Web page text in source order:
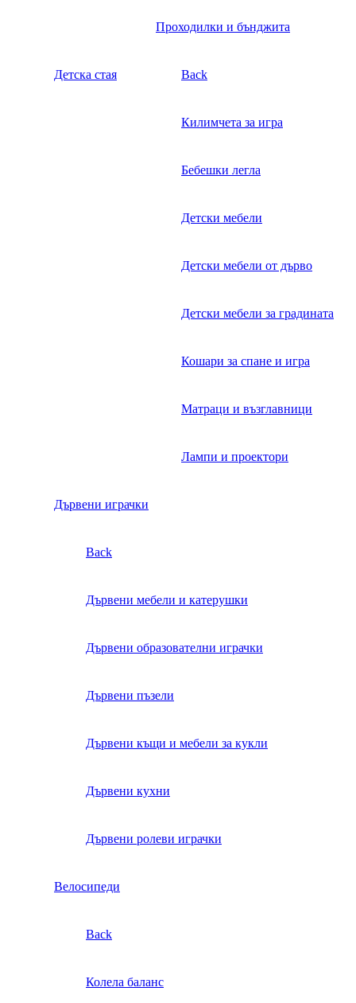
Проходилки и бънджита
Детска стая Back
Килимчета за игра
Бебешки легла
Детски мебели
Детски мебели от дърво
Детски мебели за градината
Кошари за спане и игра
Матраци и възглавници
Лампи и проектори
Дървени играчки
Back
Дървени мебели и катерушки
Дървени образователни играчки
Дървени пъзели
Дървени къщи и мебели за кукли
Дървени кухни
Дървени ролеви играчки
Велосипеди
Back
Колела баланс